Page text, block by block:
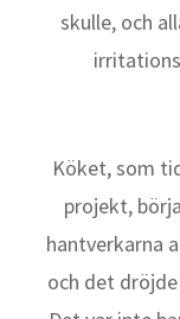
skulle, och
Köket, som
projekt,
hantverkarna
och det